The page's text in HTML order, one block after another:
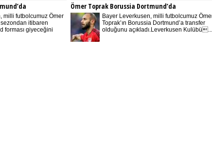
milli futbolcumuz Ömer
sezondan itibaren
forması giyeceğini
Ömer Toprak Borussia Dortmund’da
Bayer Leverkusen, milli futbolcumuz
Toprak’ın Borussia Dortmund’a transfer
olduğunu açıkladı.Leverkusen Kulübü...